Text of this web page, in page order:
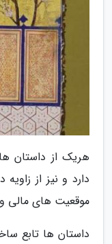
هریک از داستان
دارد و نیز از
موقعیت های مالی
داستان ها تابع